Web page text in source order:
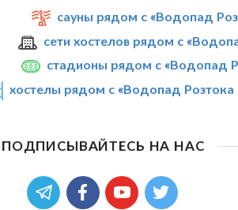
сауны рядом с «Водопад
сети хостелов рядом с
стадионы рядом с «Водопад
хостелы рядом с «Водопад
ПОДПИСЫВАЙТЕСЬ НА НАС